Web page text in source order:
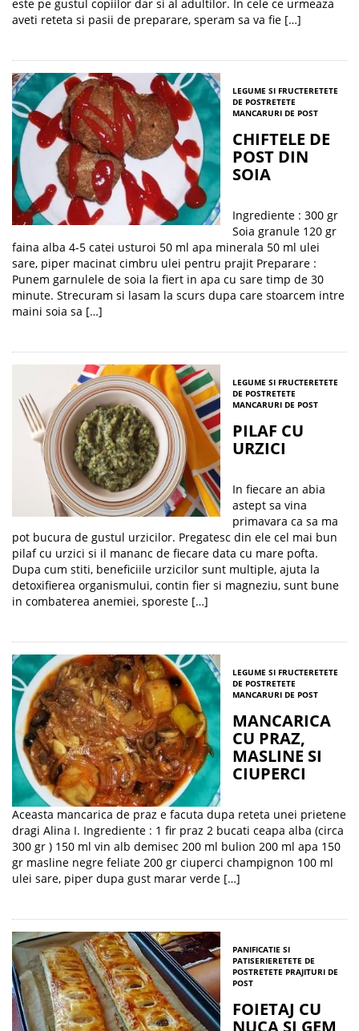
este pe gustul copiilor dar si al adultilor. In cele ce urmeaza
aveti reteta si pasii de preparare, speram sa va fie […]
LEGUME SI FRUCTERETETE
DE POSTRETETE
MANCARURI DE POST
CHIFTELE DE
POST DIN
SOIA
Ingrediente : 300 gr
Soia granule 120 gr
faina alba 4-5 catei usturoi 50 ml apa minerala 50 ml ulei
sare, piper macinat cimbru ulei pentru prajit Preparare :
Punem garnulele de soia la fiert in apa cu sare timp de 30
minute. Strecuram si lasam la scurs dupa care stoarcem intre
maini soia sa […]
LEGUME SI FRUCTERETETE
DE POSTRETETE
MANCARURI DE POST
PILAF CU
URZICI
In fiecare an abia
astept sa vina
primavara ca sa ma
pot bucura de gustul urzicilor. Pregatesc din ele cel mai bun
pilaf cu urzici si il mananc de fiecare data cu mare pofta.
Dupa cum stiti, beneficiile urzicilor sunt multiple, ajuta la
detoxifierea organismului, contin fier si magneziu, sunt bune
in combaterea anemiei, sporeste […]
LEGUME SI FRUCTERETETE
DE POSTRETETE
MANCARURI DE POST
MANCARICA
CU PRAZ,
MASLINE SI
CIUPERCI
Aceasta mancarica de praz e facuta dupa reteta unei prietene
dragi Alina I. Ingrediente : 1 fir praz 2 bucati ceapa alba (circa
300 gr ) 150 ml vin alb demisec 200 ml bulion 200 ml apa 150
gr masline negre feliate 200 gr ciuperci champignon 100 ml
ulei sare, piper dupa gust marar verde […]
PANIFICATIE SI
PATISERIERETETE DE
POSTRETETE PRAJITURI DE
POST
FOIETAJ CU
NUCA SI GEM